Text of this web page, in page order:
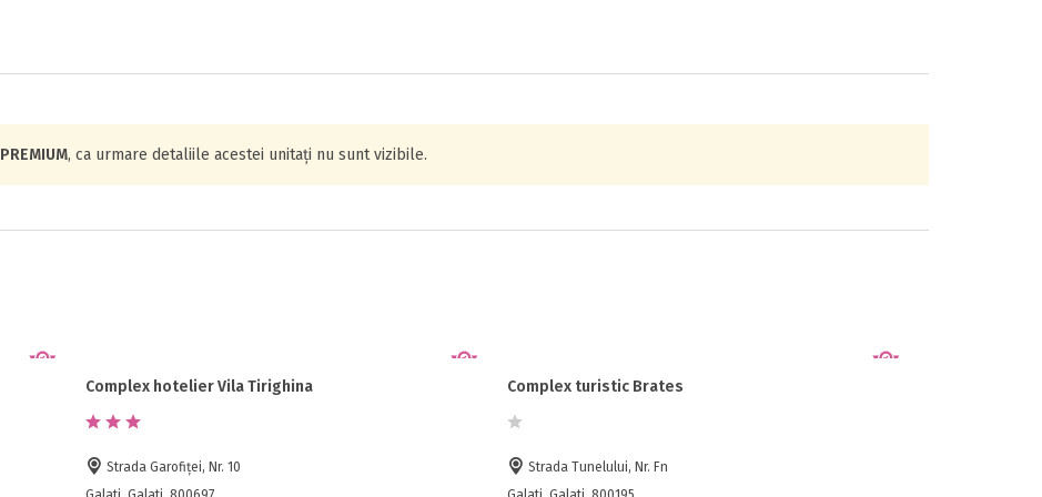
PREMIUM, ca urmare detaliile acestei unitați nu sunt vizibile.
Complex hotelier Vila Tirighina
Strada Garofiţei, Nr. 10
Complex turistic Brates
Strada Tunelului, Nr. Fn